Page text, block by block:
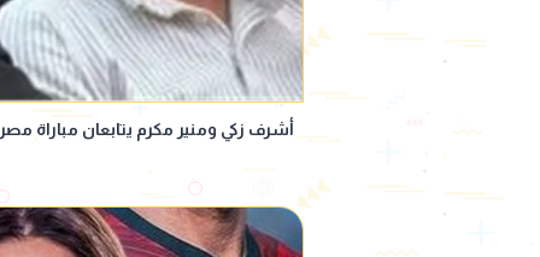
أشرف زكي ومنير مكرم يتابعان مباراة